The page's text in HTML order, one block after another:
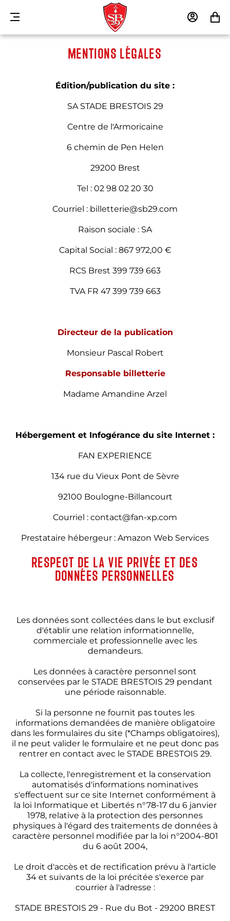
MENU MON MON
MENTIONS LÉGALES
Édition/publication du site :
SA STADE BRESTOIS 29
Centre de l'Armoricaine
6 chemin de Pen Helen
29200 Brest
Tel : 02 98 02 20 30
Courriel : billetterie@sb29.com
Raison sociale : SA
Capital Social : 867 972,00 €
RCS Brest 399 739 663
TVA FR 47 399 739 663
Directeur de la publication
Monsieur Pascal Robert
Responsable billetterie
Madame Amandine Arzel
Hébergement et Infogérance du site Internet :
FAN EXPERIENCE
134 rue du Vieux Pont de Sèvre
92100 Boulogne-Billancourt
Courriel : contact@fan-xp.com
Prestataire hébergeur : Amazon Web Services
RESPECT DE LA VIE PRIVÉE ET DES
DONNÉES PERSONNELLES
Les données sont collectées dans le but exclusif
d'établir une relation informationnelle,
commerciale et professionnelle avec les
demandeurs.
Les données à caractère personnel sont
conservées par le STADE BRESTOIS 29 pendant
une période raisonnable.
Si la personne ne fournit pas toutes les
informations demandées de manière obligatoire
dans les formulaires du site (*Champs obligatoires),
il ne peut valider le formulaire et ne peut donc pas
rentrer en contact avec le STADE BRESTOIS 29.
La collecte, l'enregistrement et la conservation
automatisés d'informations nominatives
s'effectuent sur ce site Internet conformément à
la loi Informatique et Libertés n°78-17 du 6 janvier
1978, relative à la protection des personnes
physiques à l'égard des traitements de données à
caractère personnel modifiée par la loi n°2004-801
du 6 août 2004,
Le droit d'accès et de rectification prévu à l'article
34 et suivants de la loi précitée s'exerce par
courrier à l'adresse :
STADE BRESTOIS 29 - Rue du Bot - 29200 BREST